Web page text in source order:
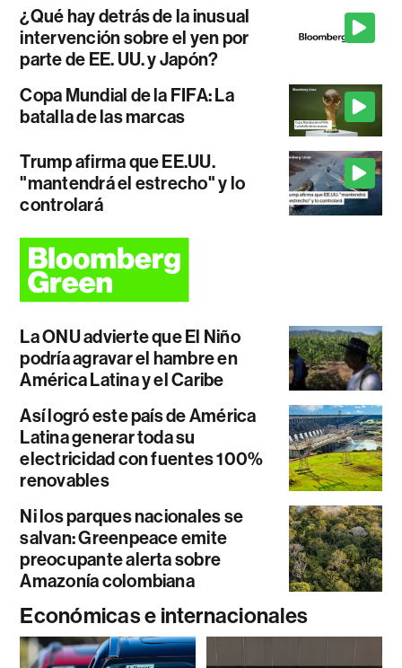
¿Qué hay detrás de la inusual
intervención sobre el yen por
parte de EE. UU. y Japón?
Copa Mundial de la FIFA: La
batalla de las marcas
Trump afirma que EE.UU.
"mantendrá el estrecho" y lo
controlará
La ONU advierte que El Niño
podría agravar el hambre en
América Latina y el Caribe
Así logró este país de América
Latina generar toda su
electricidad con fuentes 100%
renovables
Ni los parques nacionales se
salvan: Greenpeace emite
preocupante alerta sobre
Amazonía colombiana
Económicas e internacionales